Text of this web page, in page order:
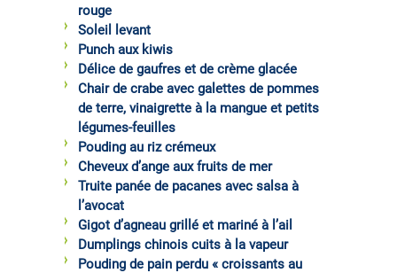
rouge
Soleil levant
Punch aux kiwis
Délice de gaufres et de crème glacée
Chair de crabe avec galettes de pommes
de terre, vinaigrette à la mangue et petits
légumes-feuilles
Pouding au riz crémeux
Cheveux d’ange aux fruits de mer
Truite panée de pacanes avec salsa à
l’avocat
Gigot d’agneau grillé et mariné à l’ail
Dumplings chinois cuits à la vapeur
Pouding de pain perdu « croissants au